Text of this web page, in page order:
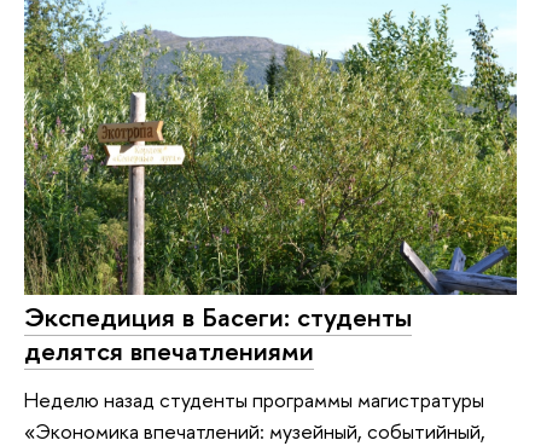
Экспедиция в Басеги: студенты
делятся впечатлениями
Неделю назад студенты программы магистратуры
«Экономика впечатлений: музейный, событийный,